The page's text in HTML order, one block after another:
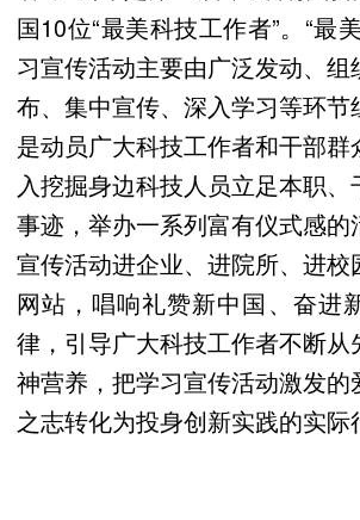
国10位“最美科技工作者”。“最
习宣传活动主要由广泛发动、
布、集中宣传、深入学习等环
是动员广大科技工作者和干部群
入挖掘身边科技人员立足本职、
事迹，举办一系列富有仪式感的
宣传活动进企业、进院所、进
网站，唱响礼赞新中国、奋进
律，引导广大科技工作者不断
神营养，把学习宣传活动激发的
之志转化为投身创新实践的实际